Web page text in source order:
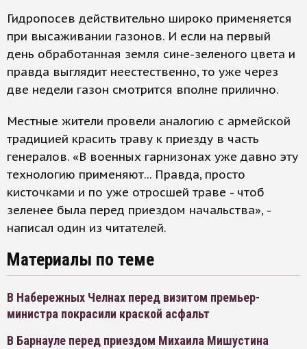
Гидропосев действительно широко применяется
при высаживании газонов. И если на первый
день обработанная земля сине-зеленого цвета и
правда выглядит неестественно, то уже через
две недели газон смотрится вполне прилично.
Местные жители провели аналогию с армейской
традицией красить траву к приезду в часть
генералов. «В военных гарнизонах уже давно эту
технологию применяют... Правда, просто
кисточками и по уже отросшей траве - чтоб
зеленее была перед приездом начальства», -
написал один из читателей.
Материалы по теме
В Набережных Челнах перед визитом премьер-
министра покрасили краской асфальт
В Барнауле перед приездом Михаила Мишустина